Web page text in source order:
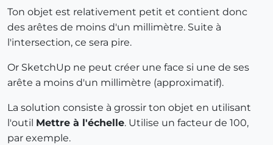
Ton objet est relativement petit et contient donc
des arêtes de moins d'un millimètre. Suite à
l'intersection, ce sera pire.
Or SketchUp ne peut créer une face si une de ses
arête a moins d'un millimètre (approximatif).
La solution consiste à grossir ton objet en utilisant
l'outil Mettre à l'échelle. Utilise un facteur de 100,
par exemple.